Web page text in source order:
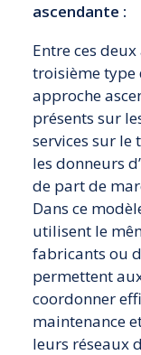
ascendante :
Entre ces
troisième type
approche
présents sur
services sur
les donneurs
de part de
Dans ce
utilisent le
fabricants ou
permettent
coordonner
maintenance
leurs réseaux